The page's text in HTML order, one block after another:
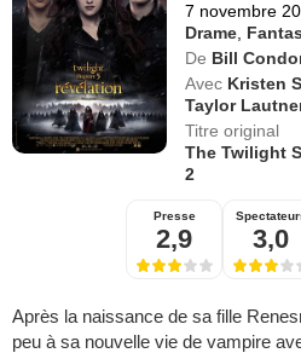
7 novembre
Drame
De Bill
Avec Kristen
Taylor
Titre original
The Twilight
2
Presse
2,9 3,0
Après la naissance de sa fille
peu à sa nouvelle vie de vampire